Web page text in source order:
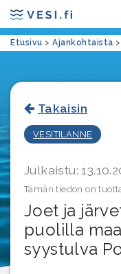
Etusivu > Ajankohtaista >
Takaisin
VESITILANNE
Julkaistu:
Tämän tiedon on
Joet ja
puolilla
syystulva